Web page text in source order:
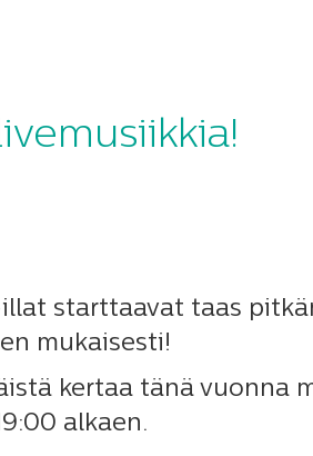
starttaavat taas
mukaisesti!
kertaa tänä vuonna
alkaen.